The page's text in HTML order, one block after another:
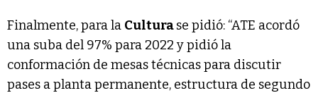
Finalmente, para la Culturase pidió: “ATE acordó
una suba del 97% para 2022 y pidió la
conformación de mesas técnicas para discutir
pases a planta permanente, estructura de segundo